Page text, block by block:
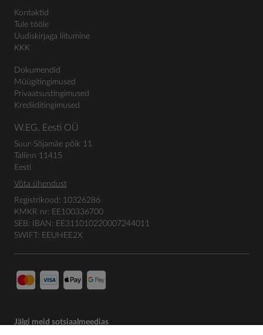
Kontaktid
Tule tööle
Uudiskirjaga liitumine
KKK
Dokumendid
Müügitingimused
Privaatsustingimused
Krediiditingimused
W.EG. Eesti OÜ
Suur-Sõjamäe põik 11
Tallinn 11415
Eesti
Võta ühendust
Registrikood: 10326286
KMKR nr: EE100336700
SEB: IBAN: EE311010220007244011
SWIFT: EEUHEE2X
Jälgi meid sotsiaalmeedias